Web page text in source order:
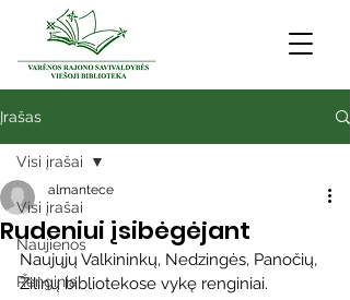
Įrašas
Visi įrašai
Naujienos
Renginiai
Visi įrašai
Rudeniui įsibėgėjant
almantece
Naujųjų Valkininkų, Nedzingės, Panočių,
Žilinų bibliotekose vykę renginiai.